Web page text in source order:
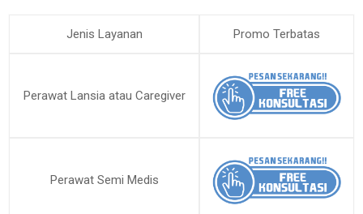
Jenis Layanan Promo Terbatas
Perawat Lansia atau Caregiver
Perawat Semi Medis